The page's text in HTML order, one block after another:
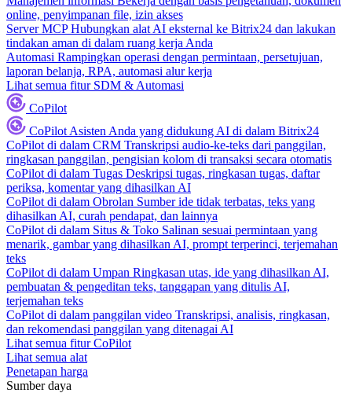
online, penyimpanan file, izin akses
Server MCP Hubungkan alat AI eksternal ke Bitrix24 dan lakukan
tindakan aman di dalam ruang kerja Anda
Automasi Rampingkan operasi dengan permintaan, persetujuan,
laporan belanja, RPA, automasi alur kerja
Lihat semua fitur SDM & Automasi
CoPilot
CoPilot Asisten Anda yang didukung AI di dalam Bitrix24
CoPilot di dalam CRM Transkripsi audio-ke-teks dari panggilan,
ringkasan panggilan, pengisian kolom di transaksi secara otomatis
CoPilot di dalam Tugas Deskripsi tugas, ringkasan tugas, daftar
periksa, komentar yang dihasilkan AI
CoPilot di dalam Obrolan Sumber ide tidak terbatas, teks yang
dihasilkan AI, curah pendapat, dan lainnya
CoPilot di dalam Situs & Toko Salinan sesuai permintaan yang
menarik, gambar yang dihasilkan AI, prompt terperinci, terjemahan
teks
CoPilot di dalam Umpan Ringkasan utas, ide yang dihasilkan AI,
pembuatan & pengeditan teks, tanggapan yang ditulis AI,
terjemahan teks
CoPilot di dalam panggilan video Transkripsi, analisis, ringkasan,
dan rekomendasi panggilan yang ditenagai AI
Lihat semua fitur CoPilot
Lihat semua alat
Penetapan harga
Sumber daya